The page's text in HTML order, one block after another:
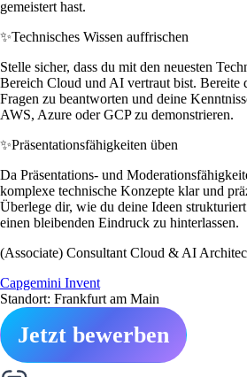
gemeistert hast.
✨Technisches Wissen auffrischen
Stelle sicher, dass du mit den neuesten
Bereich Cloud und AI vertraut bist. Bereite
Fragen zu beantworten und deine
AWS, Azure oder GCP zu demonstrieren.
✨Präsentationsfähigkeiten üben
Da Präsentations- und
komplexe technische Konzepte klar und
Überlege dir, wie du deine Ideen
einen bleibenden Eindruck zu hinterlassen.
(Associate) Consultant Cloud & AI
Capgemini Invent
Standort: Frankfurt am Main
Jetzt bewerben